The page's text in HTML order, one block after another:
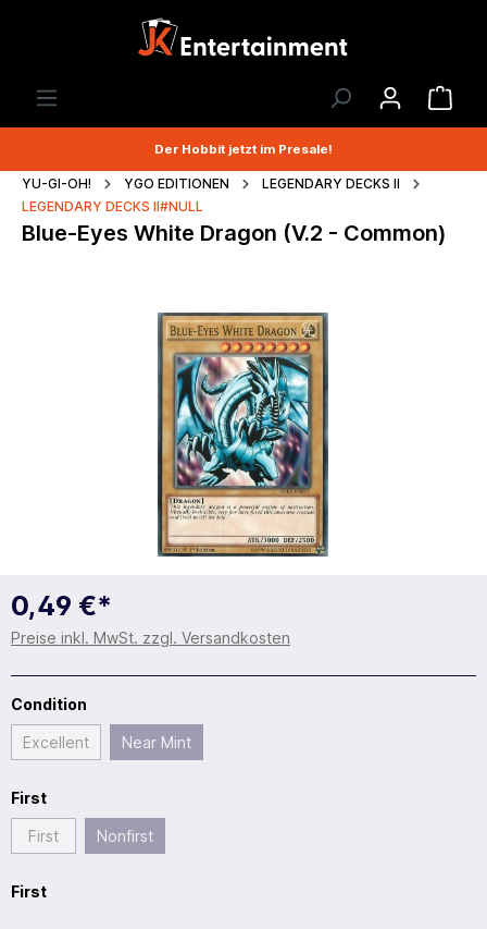
Der Hobbit jetzt im Presale!
YU-GI-OH! YGO EDITIONEN
LEGENDARY DECKS II
LEGENDARY DECKS II#NULL
Blue-Eyes White Dragon (V.2 - Common)
0,49 €*
Preise inkl. MwSt. zzgl. Versandkosten
Condition
Excellent Near Mint
First
First Nonfirst
First